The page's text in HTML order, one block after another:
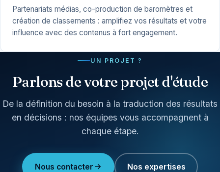
Partenariats médias, co-production de baromètres et
création de classements : amplifiez vos résultats et votre
influence avec des contenus à fort engagement.
UN PROJET ?
Parlons de votre projet d'étude
De la définition du besoin à la traduction des résultats
en décisions : nos équipes vous accompagnent à
chaque étape.
Nous contacter Nos expertises